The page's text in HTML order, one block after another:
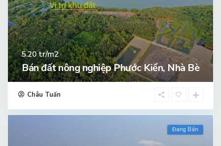
5.20tr/m2
Bán đất nông nghiệp Phước Kiển, Nhà Bè
Châu Tuấn
Đang Bán